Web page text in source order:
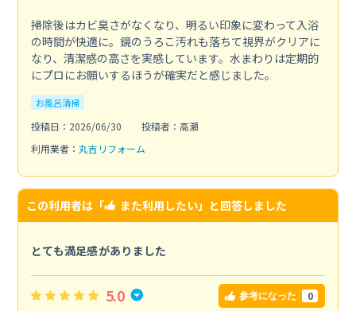
掃除後はカビ臭さがなくなり、明るい印象に変わって入浴
の時間が快適に。鏡のうろこ汚れも落ちて視界がクリアに
なり、清潔感の高さを実感しています。水まわりは定期的
にプロにお願いするほうが確実だと感じました。
お風呂清掃
投稿日：2026/06/30
投稿者：高瀬
利用業者： 丸吉リフォーム
この利用者は「 また利用したい」と回答しました
とても満足感がありました
5.0 参考になった 0